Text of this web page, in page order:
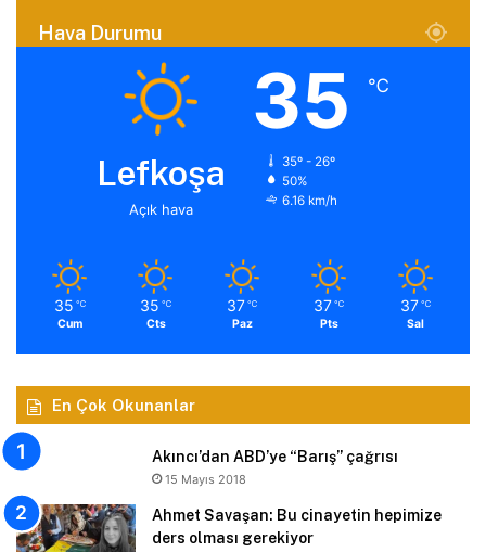
Hava Durumu
Lefkoşa
Açık hava
35 ℃
35º - 26º
50%
6.16 km/h
35 ℃
Cum
35 ℃
Cts
37 ℃
Paz
37 ℃
Pts
37 ℃
Sal
En Çok Okunanlar
Akıncı’dan ABD’ye “Barış” çağrısı
15 Mayıs 2018
Ahmet Savaşan: Bu cinayetin hepimize
ders olması gerekiyor